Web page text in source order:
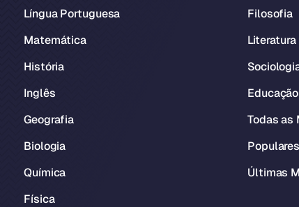
Língua Portuguesa
Matemática
História
Inglês
Geografia
Biologia
Química
Física
Filosofia
Literatura
Todas as
Populares
Últimas